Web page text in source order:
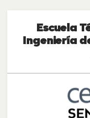
Escuela
Ingeniería